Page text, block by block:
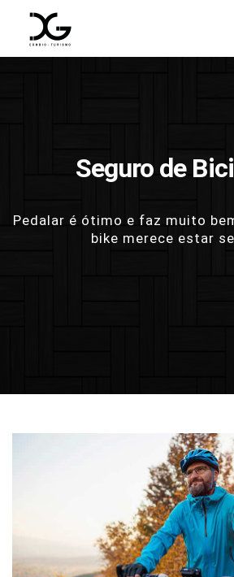
Seguro de
Pedalar é ótimo e faz muito
bike merece estar